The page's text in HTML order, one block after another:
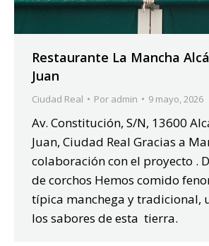
Restaurante La Mancha
Juan
Ciudad Real Por admin 9 mayo, 2026
Av. Constitución, S/N, 13600
Juan, Ciudad Real Gracias a
colaboración con el proyecto .
de corchos Hemos comido
típica manchega y tradicional,
los sabores de esta tierra.